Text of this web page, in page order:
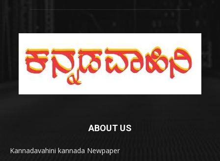
ABOUT US
Kannadavahini kannada Newpaper